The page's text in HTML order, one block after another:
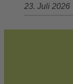
23. Juli 2026